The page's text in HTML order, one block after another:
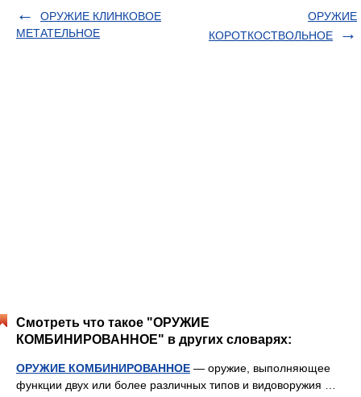
ОРУЖИЕ КЛИНКОВОЕ
МЕТАТЕЛЬНОЕ
ОРУЖИЕ
КОРОТКОСТВОЛЬНОЕ
Смотреть что такое "ОРУЖИЕ
КОМБИНИРОВАННОЕ" в других словарях:
ОРУЖИЕ КОМБИНИРОВАННОЕ — оружие, выполняющее
функции двух или более различных типов и видоворужия …